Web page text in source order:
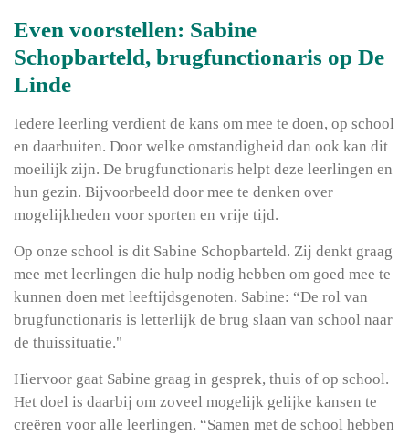
Even voorstellen: Sabine
Schopbarteld, brugfunctionaris op De
Linde
Iedere leerling verdient de kans om mee te doen, op school
en daarbuiten. Door welke omstandigheid dan ook kan dit
moeilijk zijn. De brugfunctionaris helpt deze leerlingen en
hun gezin. Bijvoorbeeld door mee te denken over
mogelijkheden voor sporten en vrije tijd.
Op onze school is dit Sabine Schopbarteld. Zij denkt graag
mee met leerlingen die hulp nodig hebben om goed mee te
kunnen doen met leeftijdsgenoten. Sabine: “De rol van
brugfunctionaris is letterlijk de brug slaan van school naar
de thuissituatie."
Hiervoor gaat Sabine graag in gesprek, thuis of op school.
Het doel is daarbij om zoveel mogelijk gelijke kansen te
creëren voor alle leerlingen. “Samen met de school hebben